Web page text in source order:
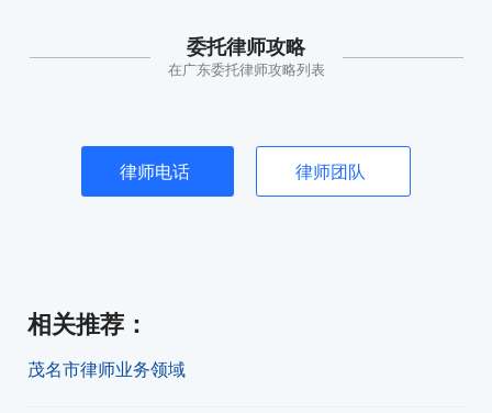
委托律师攻略
在广东委托律师攻略列表
律师电话 律师团队
相关推荐 ：
茂名市律师业务领域